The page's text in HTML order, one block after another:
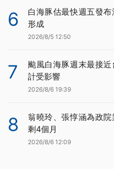
6
白海豚估最快週五發
形成
2026/8/5 12:50
7
颱風白海豚週末最接
計受影響
2026/8/6 19:39
8
翁曉玲、張惇涵為政
剩4個月
2026/8/6 12:09